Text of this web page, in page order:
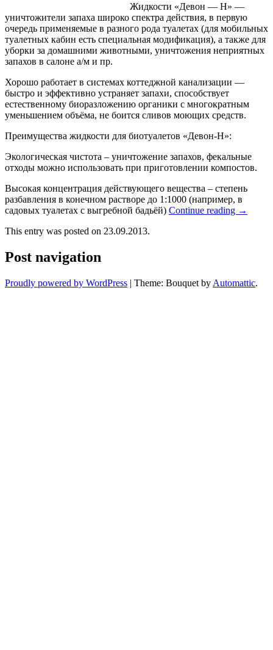
Жидкости «Девон — Н» —
уничтожители запаха широко спектра действия, в первую
очередь применяемые в разного рода туалетах (для мобильных
туалетных кабин есть специальная модификация), а также для
уборки за домашними животными, уничтожения неприятных
запахов в салоне а/м и пр.
Хорошо работает в системах коттеджной канализации —
быстро и эффективно устраняет запахи, способствует
естественному биоразложению органики с многократным
уменьшением объёма, не боится сливов моющих средств.
Преимущества жидкости для биотуалетов «Девон-Н»:
Экологическая чистота – уничтожение запахов, фекальные
отходы можно использовать при приготовлении компостов.
Высокая концентрация действующего вещества – степень
разбавления в конечном растворе до 1:1000 (например, в
садовых туалетах с выгребной бадьёй) Continue reading →
This entry was posted on 23.09.2013.
Post navigation
Proudly powered by WordPress | Theme: Bouquet by Automattic.